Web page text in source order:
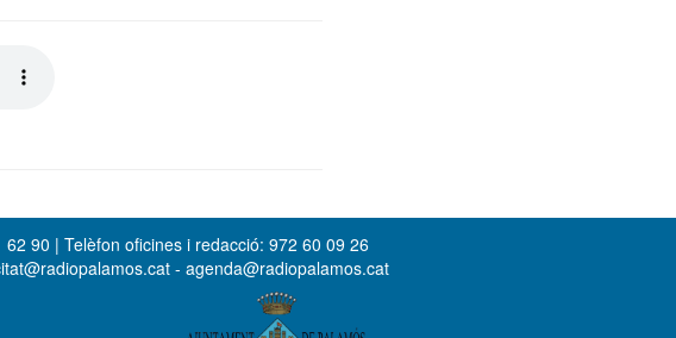
90 | Telèfon oficines i redacció: 972 60 09 26
- agenda@radiopalamos.cat